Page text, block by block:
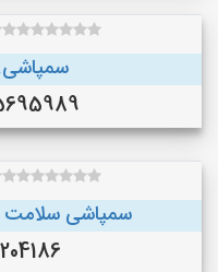
09165695989
سمپاشی